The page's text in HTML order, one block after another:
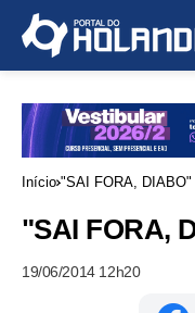
Início "SAI FORA, DIABO"
"SAI FORA,
19/06/2014 12h20